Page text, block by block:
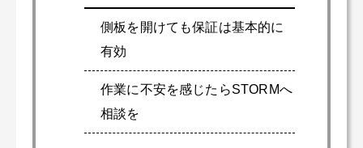
側板を開けても保証は基本的に
有効
作業に不安を感じたらSTORMへ
相談を